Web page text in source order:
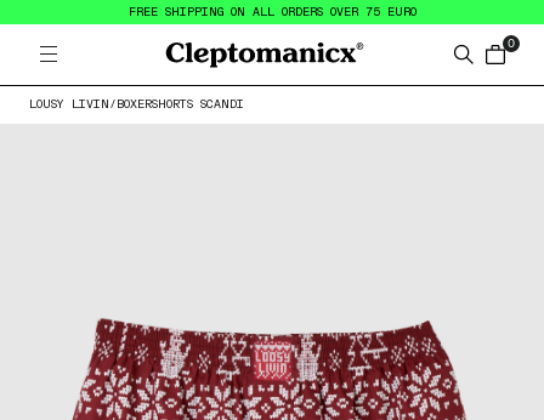
FREE SHIPPING ON ALL ORDERS OVER 75 EURO
Open menu
Cleptomanicx
Search
0
items
LOUSY LIVIN / BOXERSHORTS SCANDI